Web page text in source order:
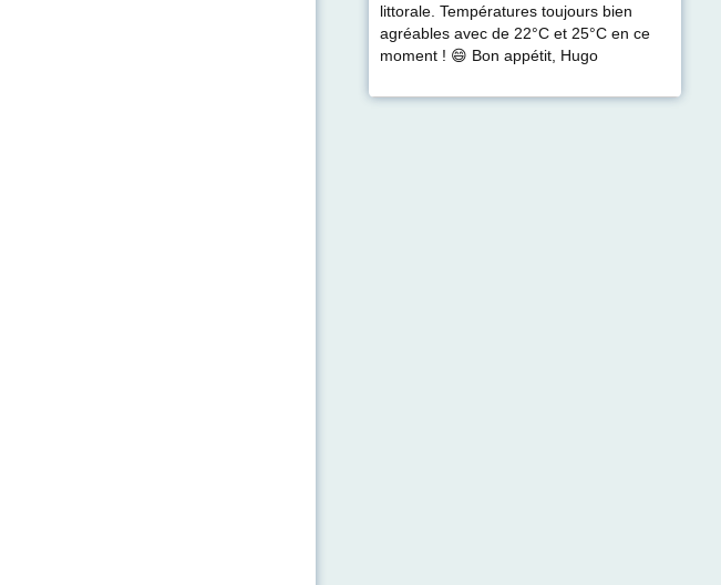
littorale. Températures toujours bien
agréables avec de 22°C et 25°C en ce
moment ! 😄 Bon appétit, Hugo